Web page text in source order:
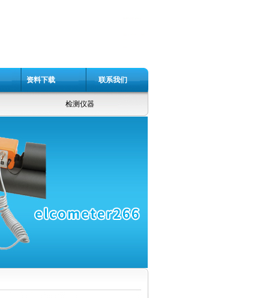
资料下载 联系我们
检测仪器